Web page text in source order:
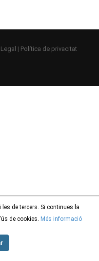
| Política de privacitat
de tercers. Si continues la
de cookies. Més informació